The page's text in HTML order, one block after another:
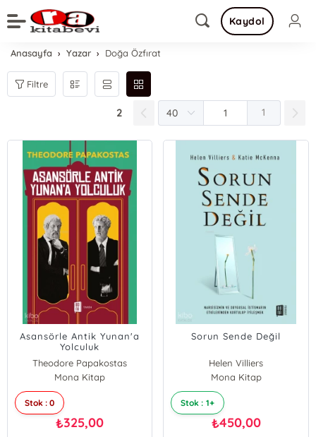
Kaydol
Anasayfa Yazar Doğa Özfırat
Filtre
2 1
Asansörle Antik Yunan'a
Yolculuk
Theodore Papakostas
Mona Kitap
Stok : 0
₺325,00
Sorun Sende Değil
Helen Villiers
Katie McKenna
Mona Kitap
Stok : 1+
₺450,00